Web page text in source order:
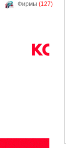
Фирмы (127)